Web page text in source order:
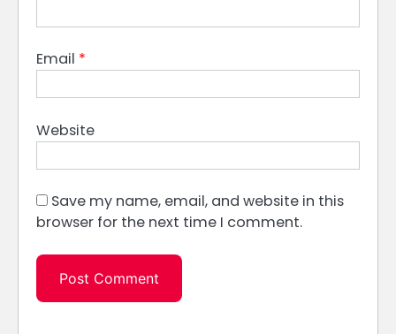
Email *
Website
Save my name, email, and website in this
browser for the next time I comment.